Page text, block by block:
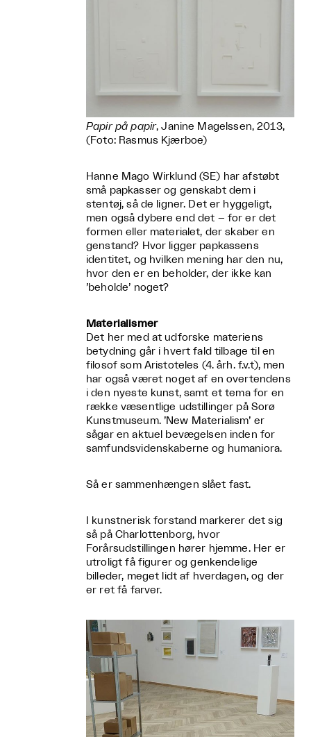
Papir på papir, Janine Magelssen, 2013,
(Foto: Rasmus Kjærboe)
Hanne Mago Wirklund (SE) har afstøbt
små papkasser og genskabt dem i
stentøj, så de ligner. Det er hyggeligt,
men også dybere end det – for er det
formen eller materialet, der skaber en
genstand? Hvor ligger papkassens
identitet, og hvilken mening har den nu,
hvor den er en beholder, der ikke kan
’beholde’ noget?
Materialismer
Det her med at udforske materiens
betydning går i hvert fald tilbage til en
filosof som Aristoteles (4. årh. f.v.t), men
har også været noget af en overtendens
i den nyeste kunst, samt et tema for en
række væsentlige udstillinger på Sorø
Kunstmuseum. ’New Materialism’ er
sågar en aktuel bevægelsen inden for
samfundsvidenskaberne og humaniora.
Så er sammenhængen slået fast.
I kunstnerisk forstand markerer det sig
så på Charlottenborg, hvor
Forårsudstillingen hører hjemme. Her er
utroligt få figurer og genkendelige
billeder, meget lidt af hverdagen, og der
er ret få farver.